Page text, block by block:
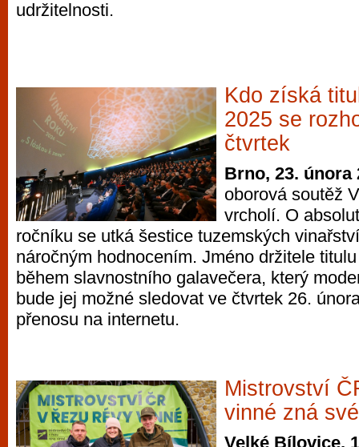
udržitelnosti.
Kdo získá
2025 se
čtvrtek
Brno, 23. února
oborová soutěž
vrcholí. O
ročníku se utká šestice tuzemských
náročným hodnocením. Jméno držitele
během slavnostního galavečera, který
bude jej možné sledovat ve čtvrtek 26.
přenosu na internetu.
Mistrovství
vinné zná
Velké Bílovice,